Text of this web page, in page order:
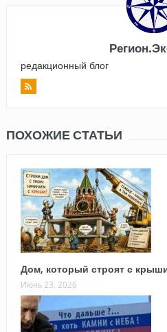
редакционный блог
ПОХОЖИЕ СТАТЬИ
Дом, который строят с
Июнь 23, 2026